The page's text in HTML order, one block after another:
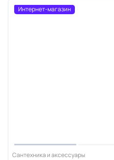
Интернет-магазин
Сантехника и аксессуары